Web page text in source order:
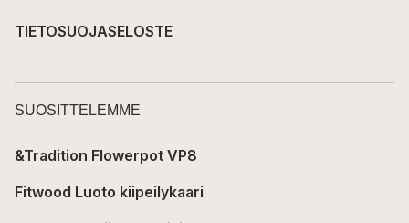
TIETOSUOJASELOSTE
SUOSITTELEMME
&Tradition Flowerpot VP8
Fitwood Luoto kiipeilykaari